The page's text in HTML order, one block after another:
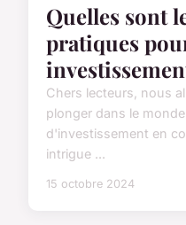
Quelles sont
pratiques
Chers lecteurs, nous
plonger dans le
d'investissement en
intrigue ...
15 octobre 2024